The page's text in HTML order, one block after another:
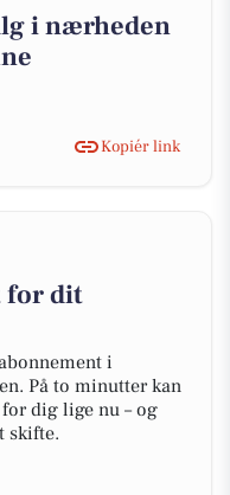
i nærheden
Kopiér link
for dit
i
På to minutter kan
dig lige nu – og
skifte.